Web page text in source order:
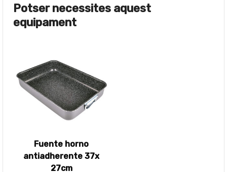
Potser necessites aquest
equipament
Fuente horno
antiadherente 37x
27cm